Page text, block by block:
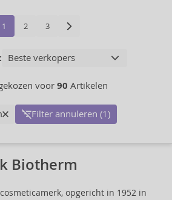
1 2 3
voor 90 Artikelen
Filter annuleren (1)
Biotherm
opgericht in 1952 in